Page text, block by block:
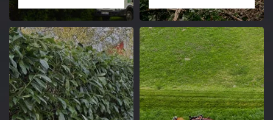
changement grillage et
clôture 18 Cher tel:
02.52.56.49.40
Elagage d'arbre 18
Entreprise élagage
Abattage d'arbres
18